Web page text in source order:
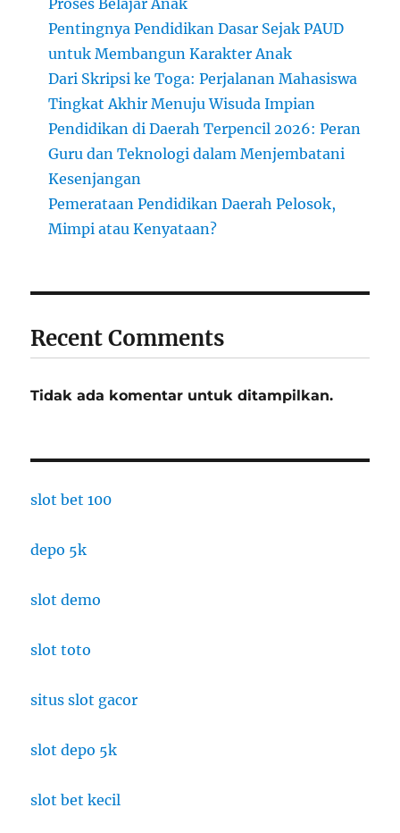
Proses Belajar Anak
Pentingnya Pendidikan Dasar Sejak PAUD
untuk Membangun Karakter Anak
Dari Skripsi ke Toga: Perjalanan Mahasiswa
Tingkat Akhir Menuju Wisuda Impian
Pendidikan di Daerah Terpencil 2026: Peran
Guru dan Teknologi dalam Menjembatani
Kesenjangan
Pemerataan Pendidikan Daerah Pelosok,
Mimpi atau Kenyataan?
Recent Comments
Tidak ada komentar untuk ditampilkan.
slot bet 100
depo 5k
slot demo
slot toto
situs slot gacor
slot depo 5k
slot bet kecil